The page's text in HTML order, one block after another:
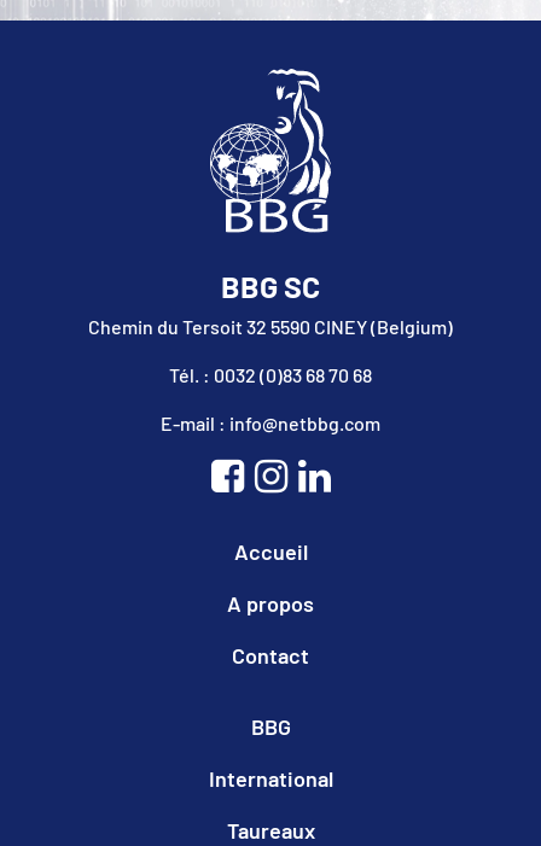
BBG SC
Chemin du Tersoit 32 5590 CINEY (Belgium)
Tél. : 0032 (0)83 68 70 68
E-mail : info@netbbg.com
Accueil
A propos
Contact
BBG
International
Taureaux